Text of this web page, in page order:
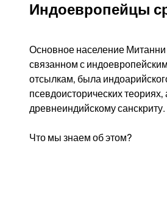
Индоевропейцы
Основное население
связанном с
отсылкам, была
псевдоисторических
древнеиндийскому санскриту.
Что мы знаем об этом?